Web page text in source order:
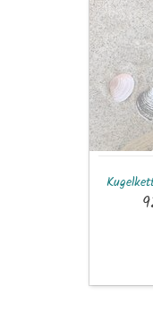
aus
925
Silber
45
cm